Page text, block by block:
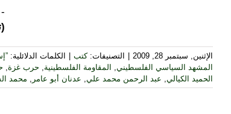
الإثنين, سبتمبر 28, 2009 التصنيفات:كتب الكلمات الدلائلية:
المشهد السياسي الفلسطيني
المقاومة الفلسطينية حرب غزة
الحميد الكيالي
عبد الرحمن محمد علي عدنان أبو عامر محمد